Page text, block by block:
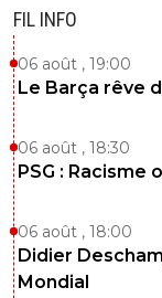
FIL INFO
06 août , 19:00
Le Barça rêve
06 août , 18:30
PSG : Racisme
06 août , 18:00
Didier
Mondial